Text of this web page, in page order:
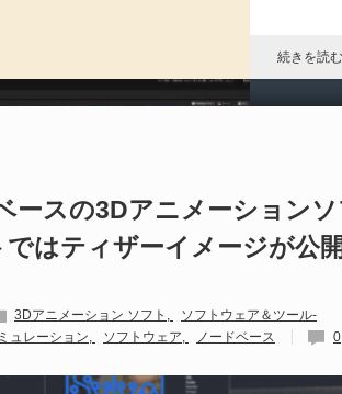
ルです。
続きを読む
Pipe
al
2026-08-05
れました！
スの3Dアニメーションソ
はティザーイメージが公開
3Dアニメーション ソフト
ソフトウェア＆ツール-
ュレーション ソフトウェア ノードベース 0